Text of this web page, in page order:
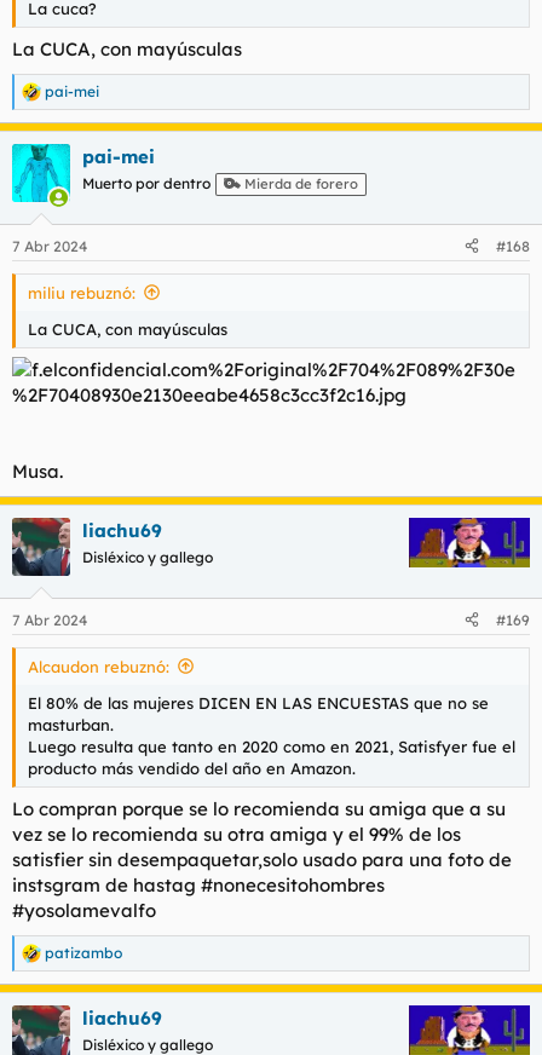
La cuca?
La CUCA, con mayúsculas
R
e
a
c
c
i
e
s
pai-mei
pai-mei
Muerto por dentro Mierda de forero
7 Abr 2024 #168
miliu rebuznó:
La CUCA, con mayúsculas
Musa.
liachu69
Disléxico y gallego
7 Abr 2024 #169
Alcaudon rebuznó:
El 80% de las mujeres DICEN EN LAS ENCUESTAS que no se
masturban.
Luego resulta que tanto en 2020 como en 2021, Satisfyer fue el
producto más vendido del año en Amazon.
Lo compran porque se lo recomienda su amiga que a su
vez se lo recomienda su otra amiga y el 99% de los
satisfier sin desempaquetar,solo usado para una foto de
instsgram de hastag #nonecesitohombres
#yosolamevalfo
R
e
a
c
c
patizambo
liachu69
Disléxico y gallego